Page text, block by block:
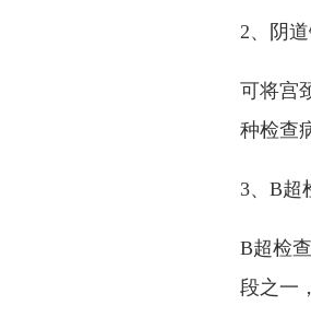
2、阴
可将宫
种检查
3、B超
B超检
段之一